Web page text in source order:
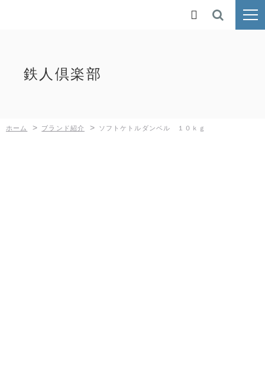
ブランド紹介
鉄人倶楽部
ホーム > ブランド紹介 > ソフトケトルダンベル １０ｋｇ